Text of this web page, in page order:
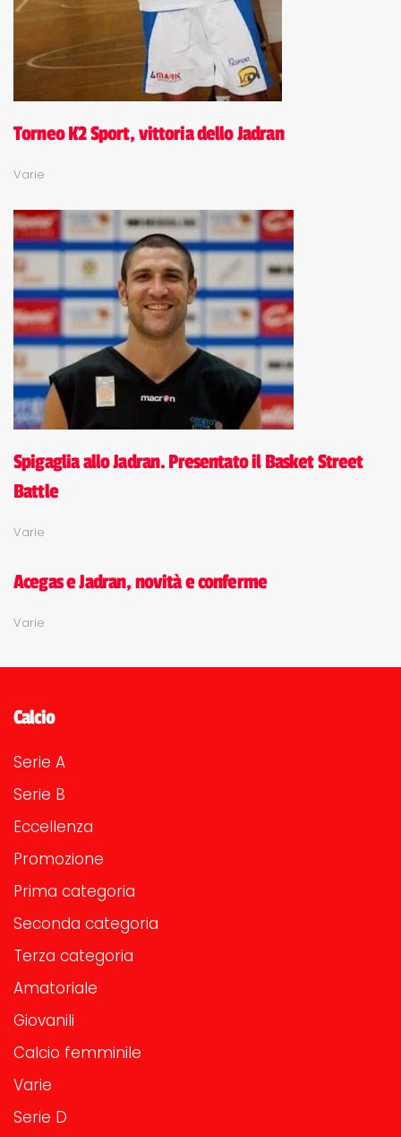
Torneo K2 Sport, vittoria dello Jadran
Varie
Spigaglia allo Jadran. Presentato il Basket Street
Battle
Varie
Acegas e Jadran, novità e conferme
Varie
Calcio
Serie A
Serie B
Eccellenza
Promozione
Prima categoria
Seconda categoria
Terza categoria
Amatoriale
Giovanili
Calcio femminile
Varie
Serie D